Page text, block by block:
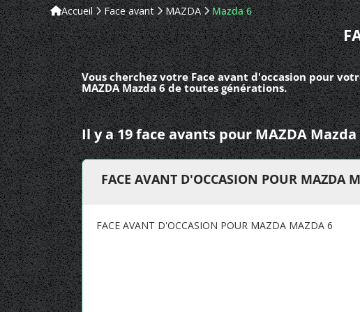
Accueil Face avant MAZDA Mazda 6
Vous cherchez votre Face avant d'occasion pour
MAZDA Mazda 6 de toutes générations.
Il y a 19 face avants pour MAZDA
FACE AVANT D'OCCASION POUR MAZDA
FACE AVANT D'OCCASION POUR MAZDA MAZDA 6